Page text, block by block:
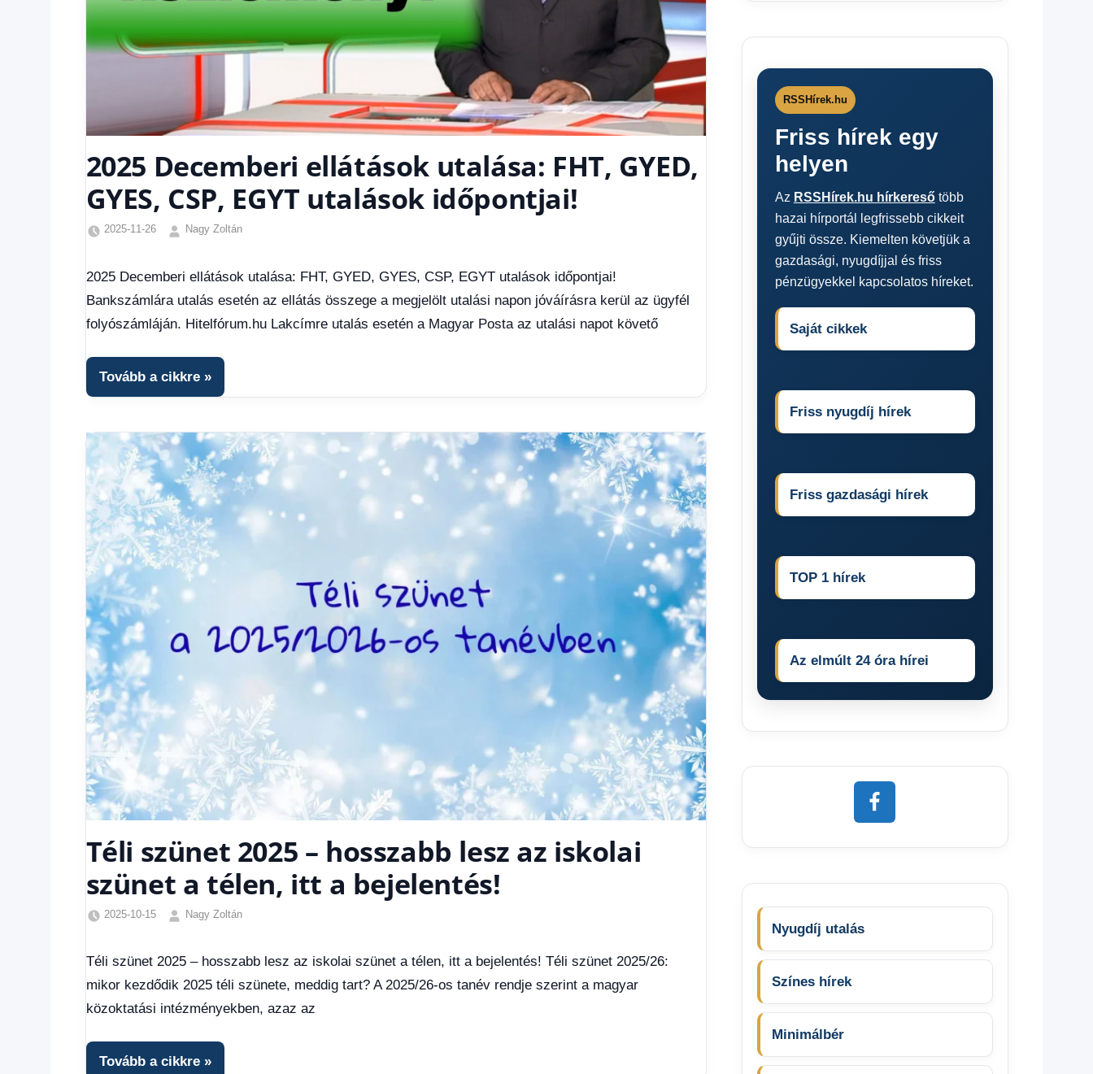
2025 Decemberi ellátások utalása: FHT, GYED,
GYES, CSP, EGYT utalások időpontjai!
2025-11-26
Nagy Zoltán
utalása,
Egyéb,
Friss
Hitel
fórum
Színes
2025 Decemberi ellátások utalása: FHT, GYED, GYES, CSP, EGYT utalások időpontjai!
Bankszámlára utalás esetén az ellátás összege a megjelölt utalási napon jóváírásra kerül az ügyfél
folyószámláján. Hitelfórum.hu Lakcímre utalás esetén a Magyar Posta az utalási napot követő
Tovább a cikkre
Téli szünet 2025 – hosszabb lesz az iskolai
szünet a télen, itt a bejelentés!
2025-10-15
Nagy Zoltán
hírek,
Gazdaság,
Hírek,
Téli szünet 2025 – hosszabb lesz az iskolai szünet a télen, itt a bejelentés! Téli szünet 2025/26:
mikor kezdődik 2025 téli szünete, meddig tart? A 2025/26-os tanév rendje szerint a magyar
közoktatási intézményekben, azaz az
Tovább a cikkre
RSSHírek.hu
Friss hírek egy
helyen
Az RSSHírek.hu hírkeresőtöbb
hazai hírportál legfrissebb cikkeit
gyűjti össze. Kiemelten követjük a
gazdasági, nyugdíjjal és friss
pénzügyekkel kapcsolatos híreket.
Saját cikkek
Friss nyugdíj hírek
Friss gazdasági hírek
TOP 1 hírek
Az elmúlt 24 óra hírei
Nyugdíj utalás
Színes hírek
Minimálbér